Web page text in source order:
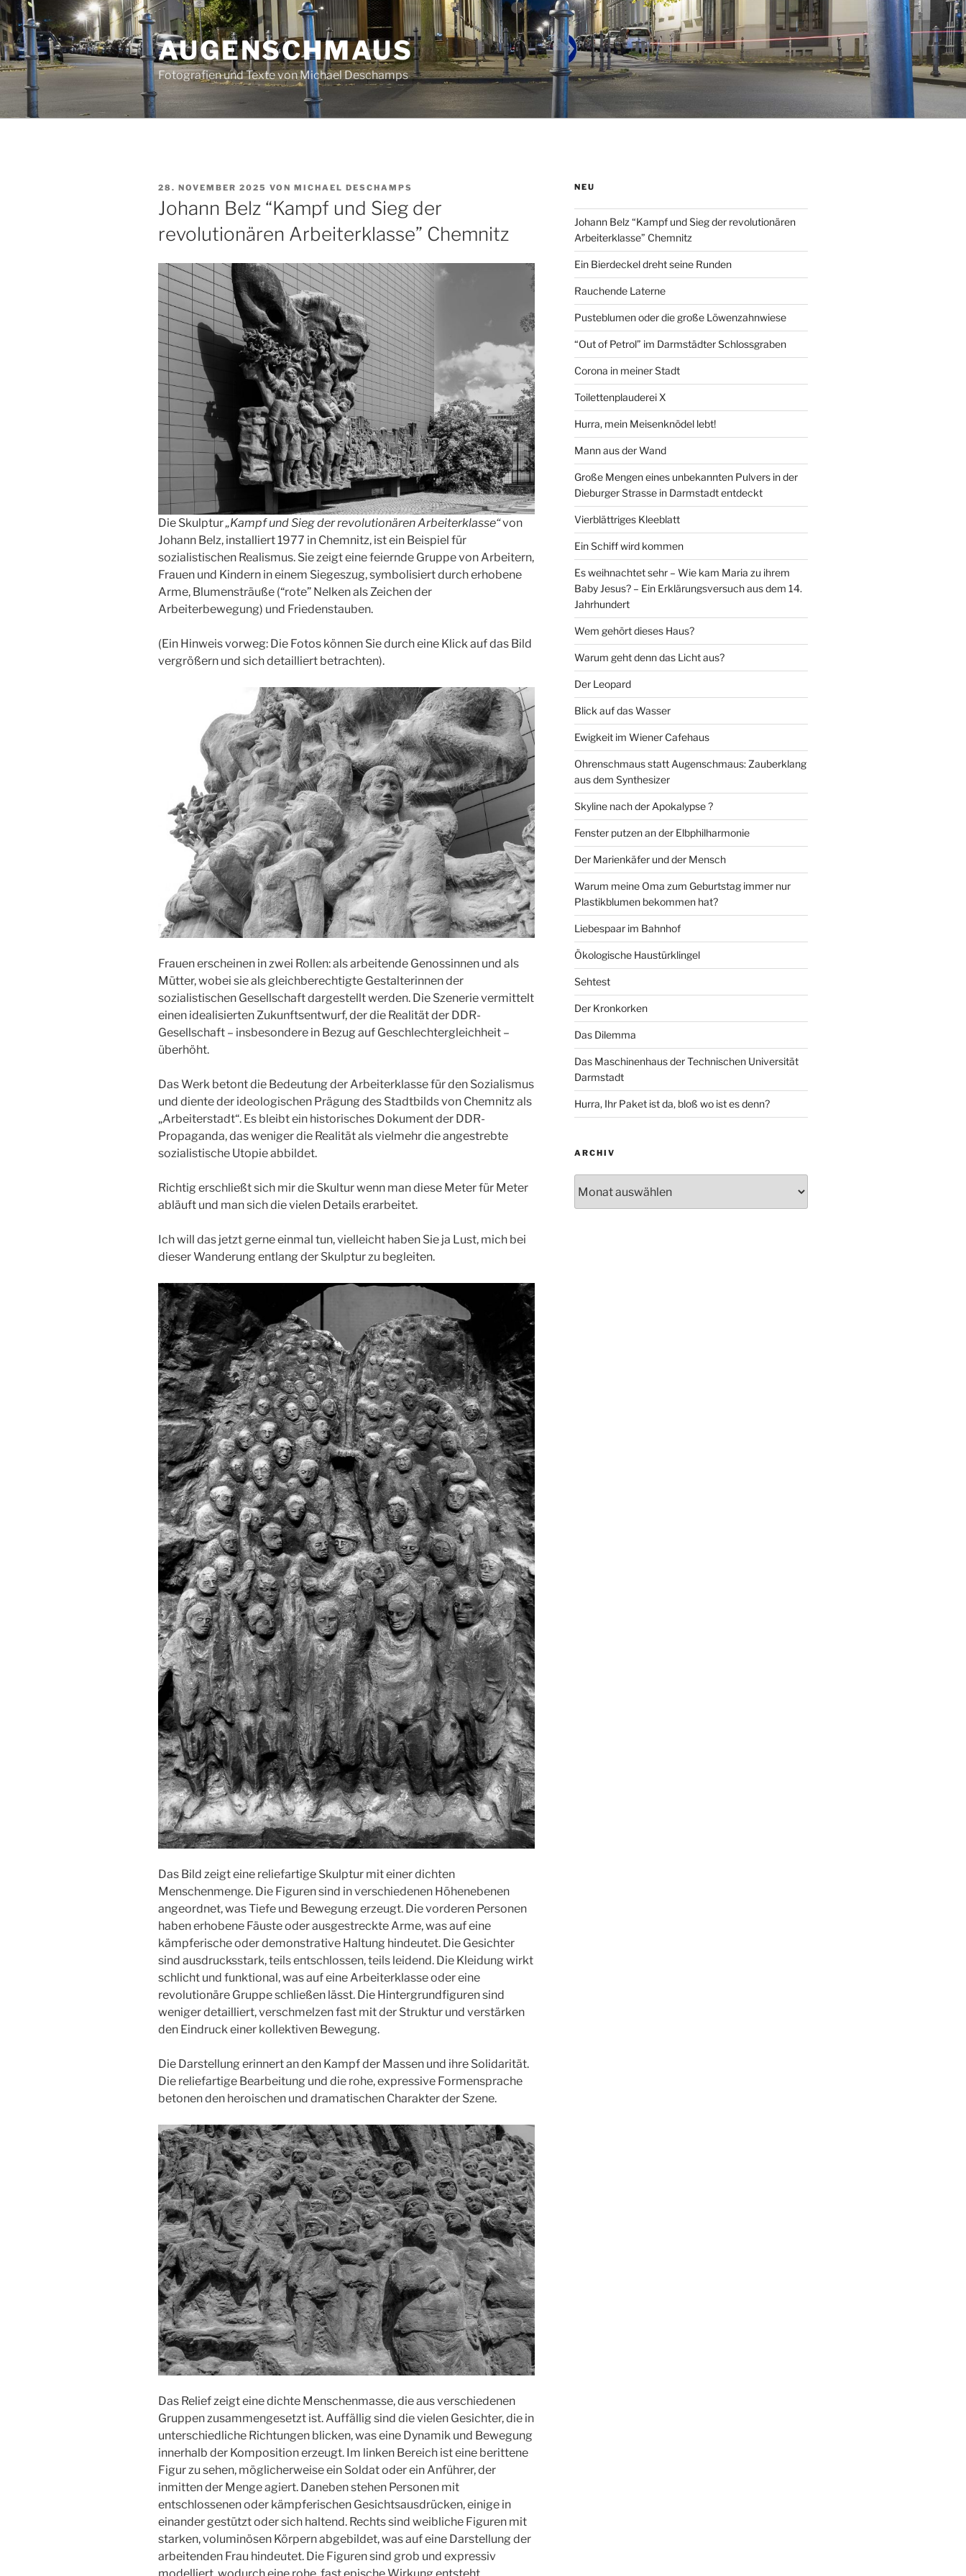
Zum
Inhalt
springen
AUGENSCHMAUS
Fotografien und Texte von Michael Deschamps
VERÖFFENTLICHT
AM
28. NOVEMBER 2025 VON MICHAEL DESCHAMPS
Johann Belz “Kampf und Sieg der
revolutionären Arbeiterklasse” Chemnitz
Die Skulptur„Kampf und Sieg der revolutionären Arbeiterklasse“von
Johann Belz, installiert 1977 in Chemnitz, ist ein Beispiel für
sozialistischen Realismus. Sie zeigt eine feiernde Gruppe von Arbeitern,
Frauen und Kindern in einem Siegeszug, symbolisiert durch erhobene
Arme, Blumensträuße (“rote” Nelken als Zeichen der
Arbeiterbewegung) und Friedenstauben.
(Ein Hinweis vorweg: Die Fotos können Sie durch eine Klick auf das Bild
vergrößern und sich detailliert betrachten).
Frauen erscheinen in zwei Rollen: als arbeitende Genossinnen und als
Mütter, wobei sie als gleichberechtigte Gestalterinnen der
sozialistischen Gesellschaft dargestellt werden. Die Szenerie vermittelt
einen idealisierten Zukunftsentwurf, der die Realität der DDR-
Gesellschaft – insbesondere in Bezug auf Geschlechtergleichheit –
überhöht.
Das Werk betont die Bedeutung der Arbeiterklasse für den Sozialismus
und diente der ideologischen Prägung des Stadtbilds von Chemnitz als
„Arbeiterstadt“. Es bleibt ein historisches Dokument der DDR-
Propaganda, das weniger die Realität als vielmehr die angestrebte
sozialistische Utopie abbildet.
Richtig erschließt sich mir die Skultur wenn man diese Meter für Meter
abläuft und man sich die vielen Details erarbeitet.
Ich will das jetzt gerne einmal tun, vielleicht haben Sie ja Lust, mich bei
dieser Wanderung entlang der Skulptur zu begleiten.
Das Bild zeigt eine reliefartige Skulptur mit einer dichten
Menschenmenge. Die Figuren sind in verschiedenen Höhenebenen
angeordnet, was Tiefe und Bewegung erzeugt. Die vorderen Personen
haben erhobene Fäuste oder ausgestreckte Arme, was auf eine
kämpferische oder demonstrative Haltung hindeutet. Die Gesichter
sind ausdrucksstark, teils entschlossen, teils leidend. Die Kleidung wirkt
schlicht und funktional, was auf eine Arbeiterklasse oder eine
revolutionäre Gruppe schließen lässt. Die Hintergrundfiguren sind
weniger detailliert, verschmelzen fast mit der Struktur und verstärken
den Eindruck einer kollektiven Bewegung.
Die Darstellung erinnert an den Kampf der Massen und ihre Solidarität.
Die reliefartige Bearbeitung und die rohe, expressive Formensprache
betonen den heroischen und dramatischen Charakter der Szene.
Das Relief zeigt eine dichte Menschenmasse, die aus verschiedenen
Gruppen zusammengesetzt ist. Auffällig sind die vielen Gesichter, die in
unterschiedliche Richtungen blicken, was eine Dynamik und Bewegung
innerhalb der Komposition erzeugt. Im linken Bereich ist eine berittene
Figur zu sehen, möglicherweise ein Soldat oder ein Anführer, der
inmitten der Menge agiert. Daneben stehen Personen mit
entschlossenen oder kämpferischen Gesichtsausdrücken, einige in
einander gestützt oder sich haltend. Rechts sind weibliche Figuren mit
starken, voluminösen Körpern abgebildet, was auf eine Darstellung der
arbeitenden Frau hindeutet. Die Figuren sind grob und expressiv
NEU
Johann Belz “Kampf und Sieg der revolutionären
Arbeiterklasse” Chemnitz
Ein Bierdeckel dreht seine Runden
Rauchende Laterne
Pusteblumen oder die große Löwenzahnwiese
“Out of Petrol” im Darmstädter Schlossgraben
Corona in meiner Stadt
Toilettenplauderei X
Hurra, mein Meisenknödel lebt!
Mann aus der Wand
Große Mengen eines unbekannten Pulvers in der
Dieburger Strasse in Darmstadt entdeckt
Vierblättriges Kleeblatt
Ein Schiff wird kommen
Es weihnachtet sehr – Wie kam Maria zu ihrem
Baby Jesus? – Ein Erklärungsversuch aus dem 14.
Jahrhundert
Wem gehört dieses Haus?
Warum geht denn das Licht aus?
Der Leopard
Blick auf das Wasser
Ewigkeit im Wiener Cafehaus
Ohrenschmaus statt Augenschmaus: Zauberklang
aus dem Synthesizer
Skyline nach der Apokalypse ?
Fenster putzen an der Elbphilharmonie
Der Marienkäfer und der Mensch
Warum meine Oma zum Geburtstag immer nur
Plastikblumen bekommen hat?
Liebespaar im Bahnhof
Ökologische Haustürklingel
Sehtest
Der Kronkorken
Das Dilemma
Das Maschinenhaus der Technischen Universität
Darmstadt
Hurra, Ihr Paket ist da, bloß wo ist es denn?
ARCHIV